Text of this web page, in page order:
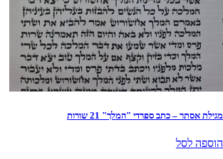
מגילת אסתר – כתב ספרדי "המלך" 21 שורות
הוספה לסל